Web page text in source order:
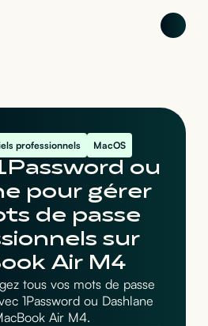
professionnels MacOS
ou
pour gérer
de passe
sur
Air M4
tous vos mots de passe
1Password ou Dashlane
Air M4.